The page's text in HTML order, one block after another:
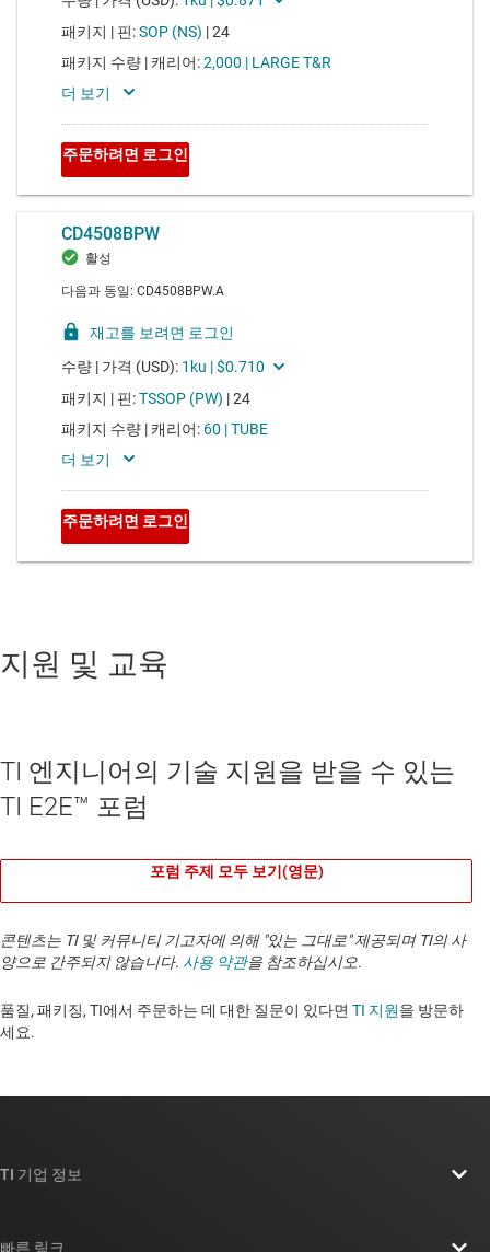
지원 및 교육
TI 엔지니어의 기술 지원을 받을 수 있는
TI E2E™ 포럼
포럼 주제 모두 보기(영문)
콘텐츠는 TI 및 커뮤니티 기고자에 의해 "있는 그대로" 제공되며 TI의 사
양으로 간주되지 않습니다. 사용 약관을 참조하십시오.
품질, 패키징, TI에서 주문하는 데 대한 질문이 있다면 TI 지원을 방문하
세요. ​​​​​​​​​​​​​​
TI 기업 정보
빠른 링크